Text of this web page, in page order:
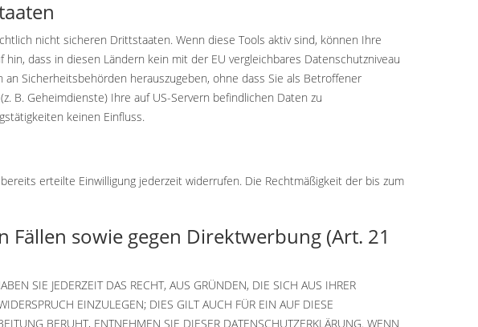
nicht sicheren Drittstaaten. Wenn diese Tools aktiv sind, können Ihre
dass in diesen Ländern kein mit der EU vergleichbares Datenschutzniveau
Sicherheitsbehörden herauszugeben, ohne dass Sie als Betroffener
B. Geheimdienste) Ihre auf US-Servern befindlichen Daten zu
keinen Einfluss.
erteilte Einwilligung jederzeit widerrufen. Die Rechtmäßigkeit der bis zum
sowie gegen Direktwerbung (Art. 21
SIE JEDERZEIT DAS RECHT, AUS GRÜNDEN, DIE SICH AUS IHRER
EINZULEGEN; DIES GILT AUCH FÜR EIN AUF DIESE
BERUHT, ENTNEHMEN SIE DIESER DATENSCHUTZERKLÄRUNG. WENN